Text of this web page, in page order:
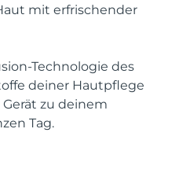
mit erfrischender
Technologie des
deiner Hautpflege
zu deinem
Tag.